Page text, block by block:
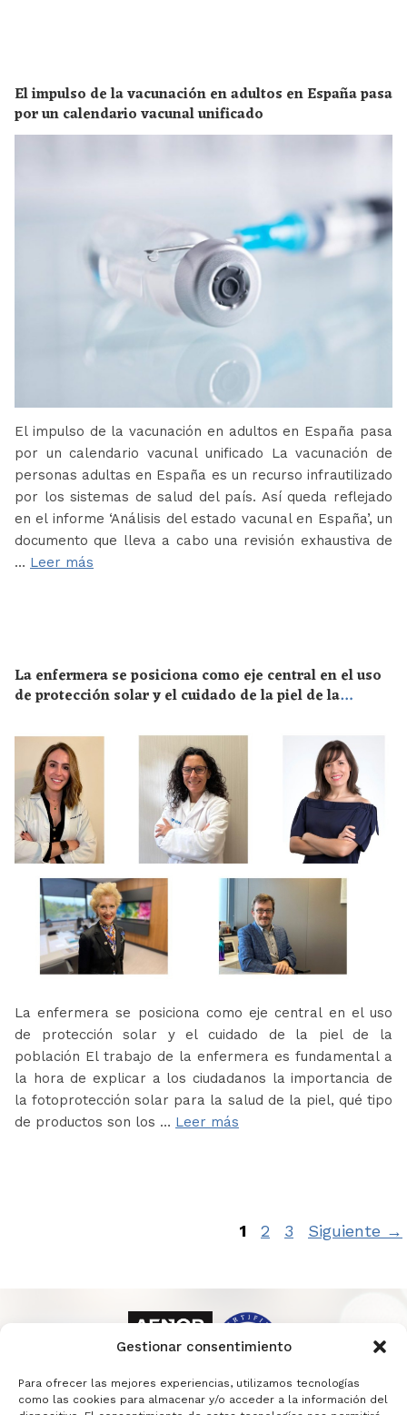
Gestionar consentimiento
Para ofrecer las mejores experiencias, utilizamos tecnologías
como las cookies para almacenar y/o acceder a la información del
El impulso de la vacunación en adultos en España pasa
por un calendario vacunal unificado
El impulso de la vacunación en adultos en España pasa
por un calendario vacunal unificado La vacunación de
personas adultas en España es un recurso infrautilizado
por los sistemas de salud del país. Así queda reflejado
en el informe ‘Análisis del estado vacunal en España’, un
documento que lleva a cabo una revisión exhaustiva de
… Leer más
La enfermera se posiciona como eje central en el uso
de protección solar y el cuidado de la piel de la
La enfermera se posiciona como eje central en el uso
de protección solar y el cuidado de la piel de la
población El trabajo de la enfermera es fundamental a
la hora de explicar a los ciudadanos la importancia de
la fotoprotección solar para la salud de la piel, qué tipo
de productos son los … Leer más
Página
1 Página
2 Página
3 Siguiente →